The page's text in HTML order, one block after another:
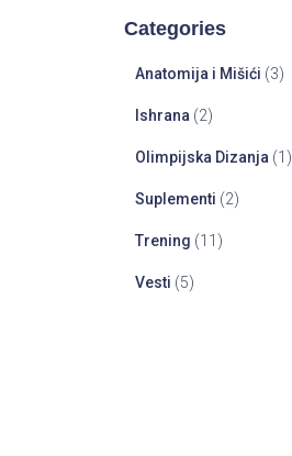
Categories
Anatomija i Mišići (3)
Ishrana (2)
Olimpijska Dizanja (1)
Suplementi (2)
Trening (11)
Vesti (5)